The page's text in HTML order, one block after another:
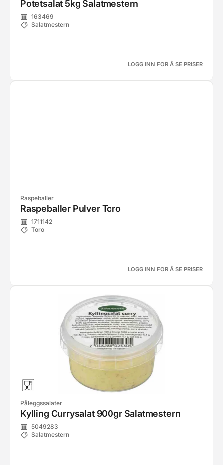
Potetsalat 5kg Salatmestern
163469
Salatmestern
LOGG INN FOR Å SE PRISER
Raspeballer
Raspeballer Pulver Toro
1711142
Toro
LOGG INN FOR Å SE PRISER
Påleggssalater
Kylling Currysalat 900gr Salatmestern
5049283
Salatmestern